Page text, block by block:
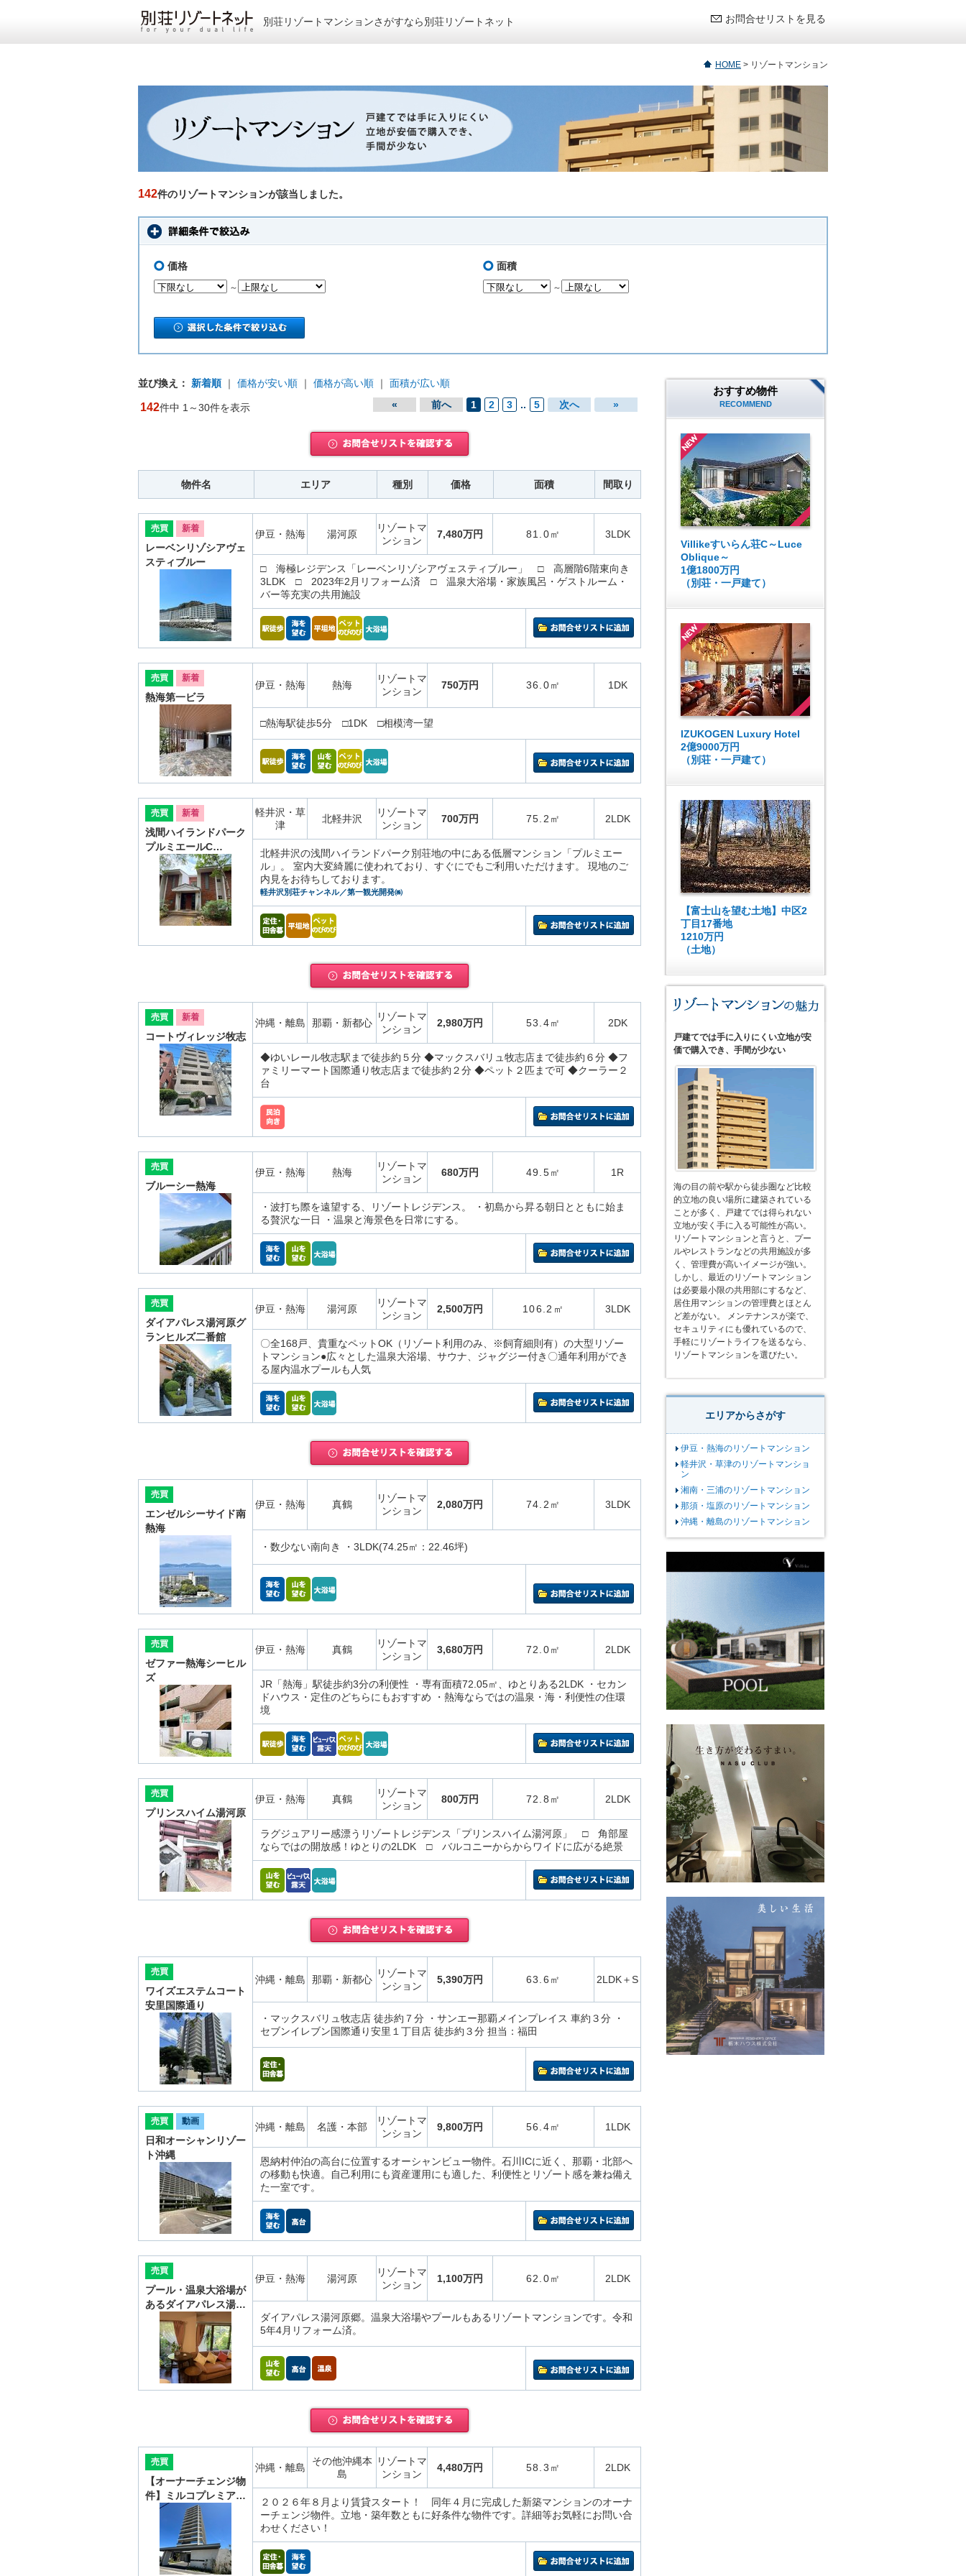
別荘リゾートマンションさがすなら別荘リゾートネット お問合せリストを見る
HOME > リゾートマンション
142件のリゾートマンションが該当しました。
価格
～
面積
～
並び換え： 新着順 ｜ 価格が安い順 ｜ 価格が高い順 ｜ 面積が広い順
142件中 1～30件を表示 « 前へ 1 2 3 .. 5 次へ »
物件名 エリア 種別 価格 面積 間取り
売買 新着
レーベンリゾシアヴェ
スティブルー
伊豆・熱海 湯河原
リゾートマ
ンション
7,480万円 81.0㎡ 3LDK
□ 海極レジデンス「レーベンリゾシアヴェスティブルー」 □ 高層階6階東向き
3LDK □ 2023年2月リフォーム済 □ 温泉大浴場・家族風呂・ゲストルーム・
バー等充実の共用施設
売買 新着
熱海第一ビラ
伊豆・熱海 熱海
リゾートマ
ンション
750万円 36.0㎡ 1DK
□熱海駅徒歩5分 □1DK □相模湾一望
売買 新着
浅間ハイランドパーク
プルミエールC…
軽井沢・草
津
北軽井沢
リゾートマ
ンション
700万円 75.2㎡ 2LDK
北軽井沢の浅間ハイランドパーク別荘地の中にある低層マンション「プルミエー
ル」。 室内大変綺麗に使われており、すぐにでもご利用いただけます。 現地のご
内見をお待ちしております。
軽井沢別荘チャンネル／第一観光開発㈱
売買 新着
コートヴィレッジ牧志
沖縄・離島 那覇・新都心
リゾートマ
ンション
2,980万円 53.4㎡ 2DK
◆ゆいレール牧志駅まで徒歩約５分 ◆マックスバリュ牧志店まで徒歩約６分 ◆フ
ァミリーマート国際通り牧志店まで徒歩約２分 ◆ペット２匹まで可 ◆クーラー２
台
売買
ブルーシー熱海
伊豆・熱海 熱海
リゾートマ
ンション
680万円 49.5㎡ 1R
・波打ち際を遠望する、リゾートレジデンス。 ・初島から昇る朝日とともに始ま
る贅沢な一日 ・温泉と海景色を日常にする。
売買
ダイアパレス湯河原グ
ランヒルズ二番館
伊豆・熱海 湯河原
リゾートマ
ンション
2,500万円 106.2㎡ 3LDK
〇全168戸、貴重なペットOK（リゾート利用のみ、※飼育細則有）の大型リゾー
トマンション●広々とした温泉大浴場、サウナ、ジャグジー付き〇通年利用ができ
る屋内温水プールも人気
売買
エンゼルシーサイド南
熱海
伊豆・熱海 真鶴
リゾートマ
ンション
2,080万円 74.2㎡ 3LDK
・数少ない南向き ・3LDK(74.25㎡：22.46坪)
売買
ゼファー熱海シーヒル
ズ
伊豆・熱海 真鶴
リゾートマ
ンション
3,680万円 72.0㎡ 2LDK
JR「熱海」駅徒歩約3分の利便性 ・専有面積72.05㎡、ゆとりある2LDK ・セカン
ドハウス・定住のどちらにもおすすめ ・熱海ならではの温泉・海・利便性の住環
境
売買
プリンスハイム湯河原
伊豆・熱海 真鶴
リゾートマ
ンション
800万円 72.8㎡ 2LDK
ラグジュアリー感漂うリゾートレジデンス「プリンスハイム湯河原」 □ 角部屋
ならではの開放感！ゆとりの2LDK □ バルコニーからからワイドに広がる絶景
売買
ワイズエステムコート
安里国際通り
沖縄・離島 那覇・新都心
リゾートマ
ンション
5,390万円 63.6㎡ 2LDK＋S
・マックスバリュ牧志店 徒歩約７分 ・サンエー那覇メインプレイス 車約３分 ・
セブンイレブン国際通り安里１丁目店 徒歩約３分 担当：福田
売買 動画
日和オーシャンリゾー
ト沖縄
沖縄・離島 名護・本部
リゾートマ
ンション
9,800万円 56.4㎡ 1LDK
恩納村仲泊の高台に位置するオーシャンビュー物件。石川ICに近く、那覇・北部へ
の移動も快適。自己利用にも資産運用にも適した、利便性とリゾート感を兼ね備え
た一室です。
売買
プール・温泉大浴場が
あるダイアパレス湯…
伊豆・熱海 湯河原
リゾートマ
ンション
1,100万円 62.0㎡ 2LDK
ダイアパレス湯河原郷。温泉大浴場やプールもあるリゾートマンションです。令和
5年4月リフォーム済。
売買
【オーナーチェンジ物
件】ミルコプレミア…
沖縄・離島
その他沖縄本
島
リゾートマ
ンション
4,480万円 58.3㎡ 2LDK
２０２６年８月より賃貸スタート！ 同年４月に完成した新築マンションのオーナ
ーチェンジ物件。立地・築年数ともに好条件な物件です。詳細等お気軽にお問い合
わせください！
おすすめ物件
RECOMMEND
Villikeすいらん荘C～Luce
Oblique～
1億1800万円
（別荘・一戸建て）
IZUKOGEN Luxury Hotel
2億9000万円
（別荘・一戸建て）
【富士山を望む土地】中区2
丁目17番地
1210万円
（土地）
戸建てでは手に入りにくい立地が安
価で購入でき、手間が少ない
海の目の前や駅から徒歩圏など比較
的立地の良い場所に建築されている
ことが多く、戸建てでは得られない
立地が安く手に入る可能性が高い。
リゾートマンションと言うと、プー
ルやレストランなどの共用施設が多
く、管理費が高いイメージが強い。
しかし、最近のリゾートマンション
は必要最小限の共用部にするなど、
居住用マンションの管理費とほとん
ど差がない。 メンテナンスが楽で、
セキュリティにも優れているので、
手軽にリゾートライフを送るなら、
リゾートマンションを選びたい。
エリアからさがす
伊豆・熱海のリゾートマンション
軽井沢・草津のリゾートマンショ
ン
湘南・三浦のリゾートマンション
那須・塩原のリゾートマンション
沖縄・離島のリゾートマンション